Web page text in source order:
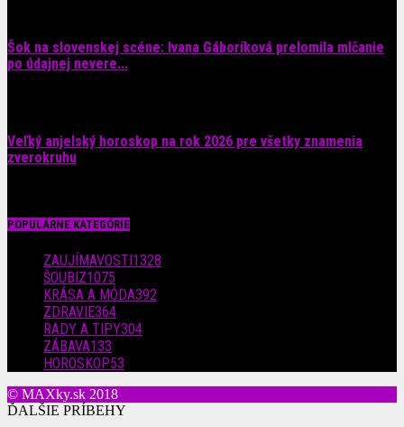
Šok na slovenskej scéne: Ivana Gáboríková prelomila mlčanie
po údajnej nevere...
Veľký anjelský horoskop na rok 2026 pre všetky znamenia
zverokruhu
POPULÁRNE KATEGÓRIE
ZAUJÍMAVOSTI1328
ŠOUBIZ1075
KRÁSA A MÓDA392
ZDRAVIE364
RADY A TIPY304
ZÁBAVA133
HOROSKOP53
© MAXky.sk 2018
ĎALŠIE PRÍBEHY